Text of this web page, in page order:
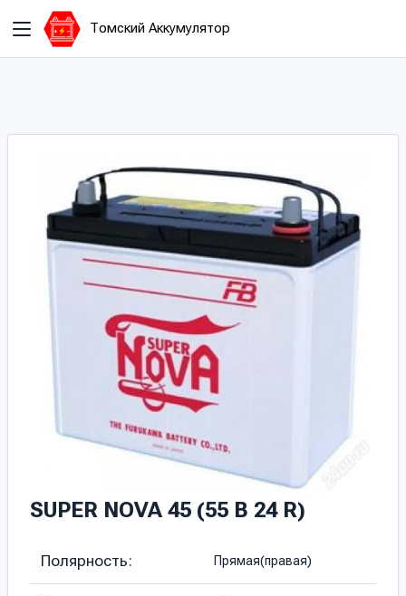
Томский Аккумулятор
SUPER NOVA 45 (55 В 24 R)
Полярность: Прямая(правая)